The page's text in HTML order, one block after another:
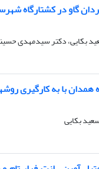
گاو در کشتارگاه
بکایی، دکتر سیدمهدی
با به کارگیری
بکایی